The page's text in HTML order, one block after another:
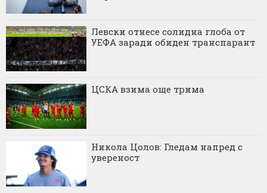
Левски отнесе солидна глоба от
УЕФА заради обиден транспарант
ЦСКА взима още трима
Никола Цолов: Гледам напред с
увереност